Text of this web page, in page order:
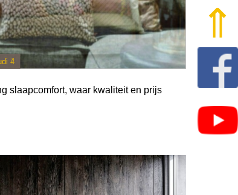
⇑
4
3
slaapcomfort, waar kwaliteit en prijs